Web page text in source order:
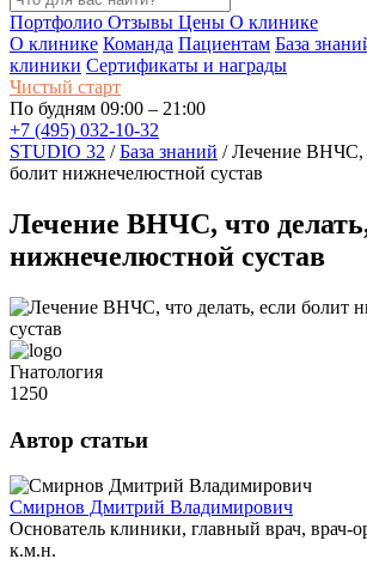
Портфолио Отзывы Цены О клинике
О клинике Команда Пациентам База
клиники Сертификаты и награды
Чистый старт
По будням 09:00 – 21:00
+7 (495) 032-10-32
STUDIO 32 /База знаний /Лечение ВНЧС,
болит нижнечелюстной сустав
Лечение ВНЧС, что
нижнечелюстной сустав
Гнатология
1250
Автор статьи
Смирнов Дмитрий Владимирович
Основатель клиники, главный врач, врач-
к.м.н.